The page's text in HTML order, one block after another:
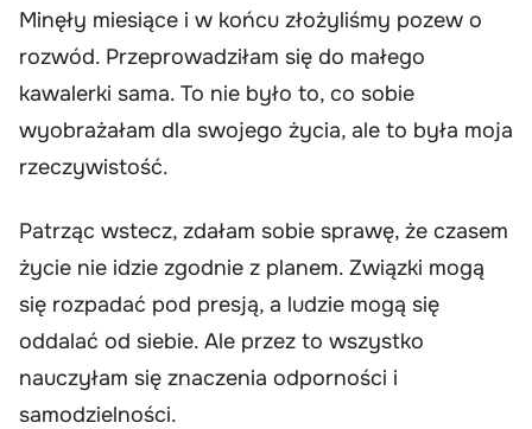
Minęły miesiące i w końcu złożyliśmy pozew o
rozwód. Przeprowadziłam się do małego
kawalerki sama. To nie było to, co sobie
wyobrażałam dla swojego życia, ale to była moja
rzeczywistość.
Patrząc wstecz, zdałam sobie sprawę, że czasem
życie nie idzie zgodnie z planem. Związki mogą
się rozpadać pod presją, a ludzie mogą się
oddalać od siebie. Ale przez to wszystko
nauczyłam się znaczenia odporności i
samodzielności.